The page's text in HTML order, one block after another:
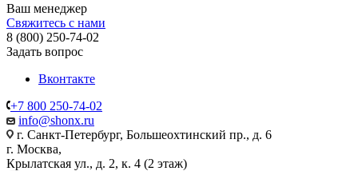
Ваш менеджер
Свяжитесь с нами
8 (800) 250-74-02
Задать вопрос
Вконтакте
+7 800 250-74-02
info@shonx.ru
г. Санкт-Петербург, Большеохтинский пр., д. 6
г. Москва,
Крылатская ул., д. 2, к. 4 (2 этаж)